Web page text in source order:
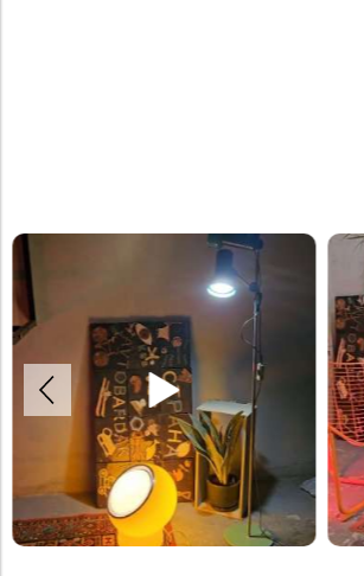
Хранение шин на напольных стеллажах.
Стеллажи на колёсиках и с элементами стоек,
цвета которых можно выбрать их палитры.
Заказать стойки можно на нашем
сайте.#стойкидляшин #шины #хранениешин